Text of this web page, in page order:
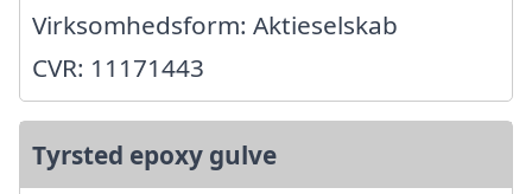
Virksomhedsform: Aktieselskab
CVR: 11171443
Tyrsted epoxy gulve